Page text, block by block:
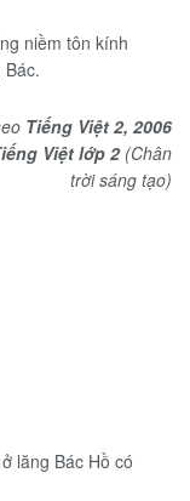
niềm tôn kính
Tiếng Việt 2, 2006
Việt lớp 2(Chân
trời sáng tạo)
lăng Bác Hồ có